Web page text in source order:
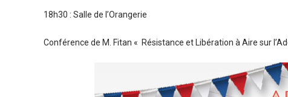
18h30 : Salle de l’Orangerie
Conférence de M. Fitan « Résistance et Libération à Aire sur